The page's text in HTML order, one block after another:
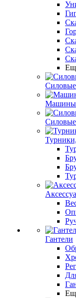
Машины
Гантели